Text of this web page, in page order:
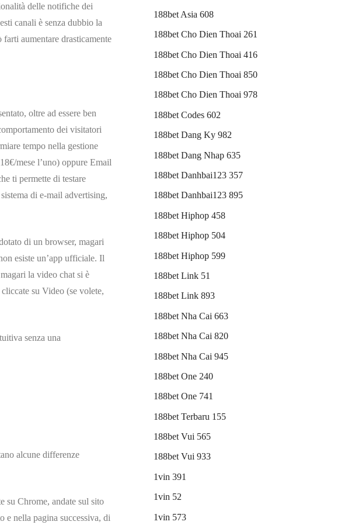
delle notifiche dei
canali è senza dubbio la
aumentare drasticamente
oltre ad essere ben
dei visitatori
tempo nella gestione
mese l’uno) oppure Email
ti permette di testare
di e-mail advertising,
di un browser, magari
esiste un’app ufficiale. Il
la video chat si è
su Video (se volete,
senza una
alcune differenze
su Chrome, andate sul sito
e nella pagina successiva, di
188bet Asia 608
188bet Cho Dien Thoai 261
188bet Cho Dien Thoai 416
188bet Cho Dien Thoai 850
188bet Cho Dien Thoai 978
188bet Codes 602
188bet Dang Ky 982
188bet Dang Nhap 635
188bet Danhbai123 357
188bet Danhbai123 895
188bet Hiphop 458
188bet Hiphop 504
188bet Hiphop 599
188bet Link 51
188bet Link 893
188bet Nha Cai 663
188bet Nha Cai 820
188bet Nha Cai 945
188bet One 240
188bet One 741
188bet Terbaru 155
188bet Vui 565
188bet Vui 933
1vin 391
1vin 52
1vin 573